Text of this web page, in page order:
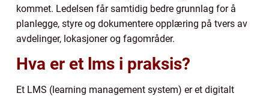
kommet. Ledelsen får samtidig bedre grunnlag for å
planlegge, styre og dokumentere opplæring på tvers av
avdelinger, lokasjoner og fagområder.
Hva er et lms i praksis?
Et LMS (learning management system) er et digitalt